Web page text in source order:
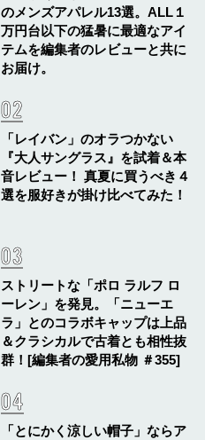
のメンズアパレル13選。ALL１
万円台以下の猛暑に最適なアイ
テムを編集者のレビューと共に
お届け。
「レイバン」のオラつかない
『大人サングラス』を試着＆本
音レビュー！ 真夏に買うべき４
選を服好きが掛け比べてみた！
ストリートな「ポロ ラルフ ロ
ーレン」を発見。「ニューエ
ラ」とのコラボキャップは上品
＆クラシカルで古着とも相性抜
群！[編集者の愛用私物 ＃355]
「とにかく涼しい帽子」ならア